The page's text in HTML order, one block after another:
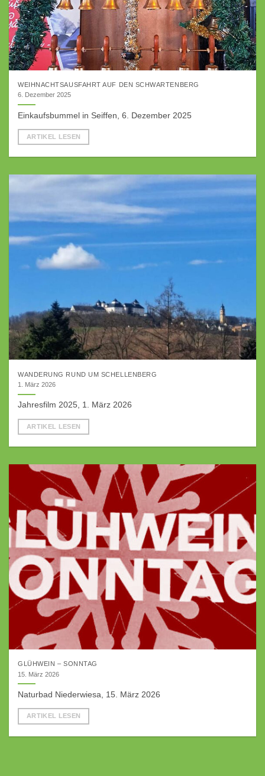
WEIHNACHTSAUSFAHRT AUF DEN SCHWARTENBERG
6. Dezember 2025
Einkaufsbummel in Seiffen, 6. Dezember 2025
ARTIKEL LESEN
WANDERUNG RUND UM SCHELLENBERG
1. März 2026
Jahresfilm 2025, 1. März 2026
ARTIKEL LESEN
GLÜHWEIN – SONNTAG
15. März 2026
Naturbad Niederwiesa, 15. März 2026
ARTIKEL LESEN